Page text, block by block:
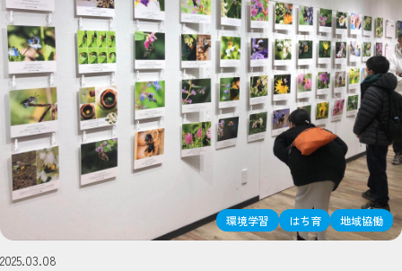
環境学習 はち育 地域協働
2025.03.08